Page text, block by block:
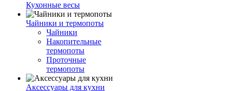
Кухонные весы
Чайники и термопоты
Чайники
Накопительные
термопоты
Проточные
термопоты
Аксессуары для кухни